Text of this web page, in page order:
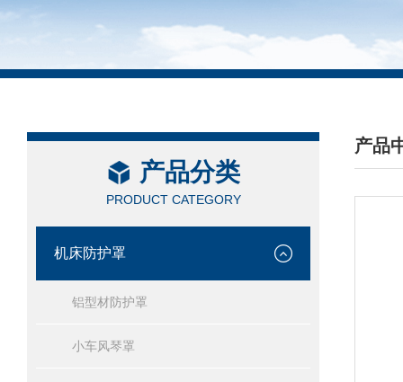
产品分类
PRODUCT CATEGORY
机床防护罩
铝型材防护罩
小车风琴罩
产品
/